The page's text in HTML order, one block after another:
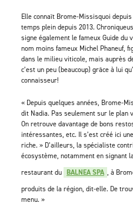
Elle connaît Brome-Missisquoi
temps plein depuis 2013.
signe également le fameux Guide du
nom moins fameux Michel Phaneuf,
dans le milieu viticole, mais auprès
c’est un peu (beaucoup) grâce à lui
connaisseur!
« Depuis quelques années, Brome-
dit Nadia. Pas seulement sur le plan
On retrouve davantage de bons
intéressantes, etc. Il s’est créé ici
riche. » D’ailleurs, la spécialiste
écosystème, notamment en signant
restaurant du BALNEA SPA , à
produits de la région, dit-elle. De
menu. »